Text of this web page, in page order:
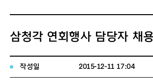
삼청각 연회행사 담당자 채
작성일 2015-12-11 17:04